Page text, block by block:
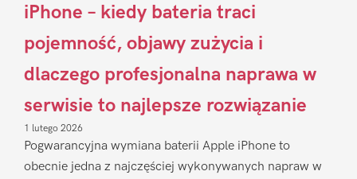
iPhone – kiedy bateria traci
pojemność, objawy zużycia i
dlaczego profesjonalna naprawa w
serwisie to najlepsze rozwiązanie
1 lutego 2026
Pogwarancyjna wymiana baterii Apple iPhone to
obecnie jedna z najczęściej wykonywanych napraw w